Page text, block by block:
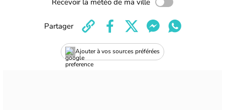
Ajouter à vos sources préférées
Partager